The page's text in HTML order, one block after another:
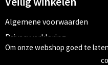
Algemene voorwaarden
Privacyverklaring
Cookiebeleid
Om onze webshop goed te